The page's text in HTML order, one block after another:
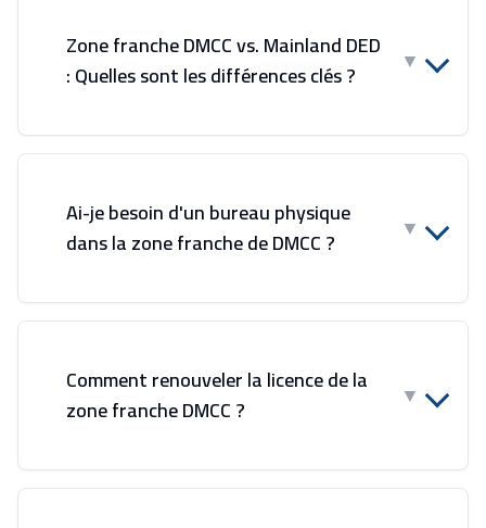
Zone franche DMCC vs. Mainland DED
: Quelles sont les différences clés ?
▼
Ai-je besoin d'un bureau physique
dans la zone franche de DMCC ?
▼
Comment renouveler la licence de la
zone franche DMCC ?
▼